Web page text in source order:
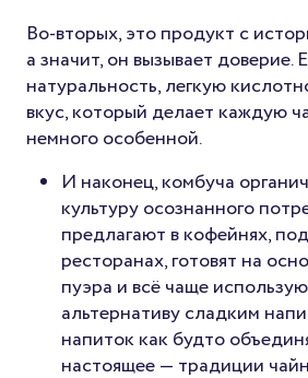
Во-вторых, это продукт с
а значит, он вызывает доверие.
натуральность, легкую
вкус, который делает каждую
немного особенной.
И наконец, комбуча
культуру осознанного
предлагают в кофейнях,
ресторанах, готовят на
пуэра и всё чаще
альтернативу сладким
напиток как будто
настоящее — традиции